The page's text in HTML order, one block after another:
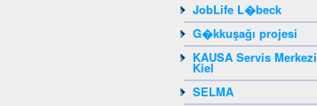
JobLife L�beck
G�kkuşağı projesi
KAUSA Servis Merkezi
Kiel
SELMA